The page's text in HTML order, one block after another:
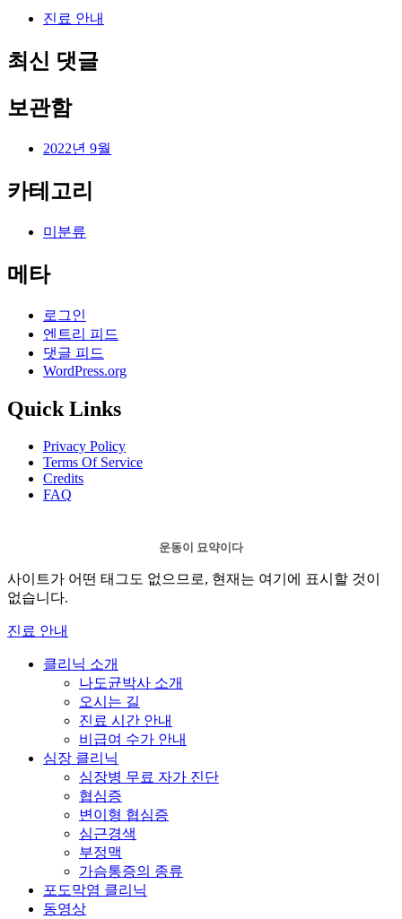
진료 안내
최신 댓글
보관함
2022년 9월
카테고리
미분류
메타
로그인
엔트리 피드
댓글 피드
WordPress.org
Quick Links
Privacy Policy
Terms Of Service
Credits
FAQ
운동이 묘약이다
사이트가 어떤 태그도 없으므로, 현재는 여기에 표시할 것이
없습니다.
진료 안내
클리닉 소개
나도균박사 소개
오시는 길
진료 시간 안내
비급여 수가 안내
심장 클리닉
심장병 무료 자가 진단
협심증
변이형 협심증
심근경색
부정맥
가슴통증의 종류
포도막염 클리닉
동영상